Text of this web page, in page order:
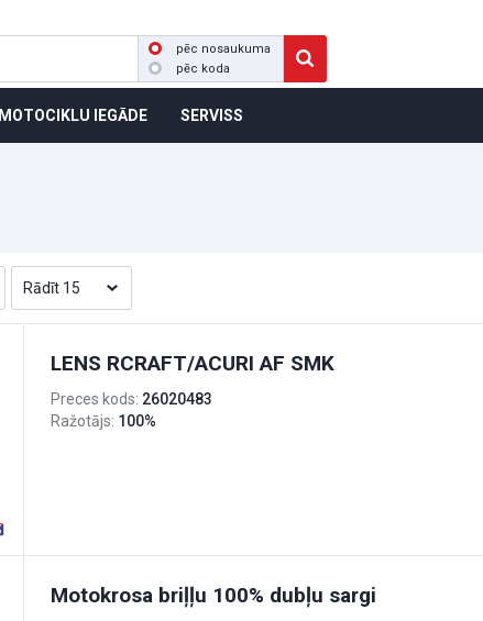
pēc nosaukuma
pēc koda
MOTOCIKLU IEGĀDE SERVISS
LENS RCRAFT/ACURI AF SMK
Preces kods: 26020483
Ražotājs: 100%
Motokrosa briļļu 100% dubļu sargi